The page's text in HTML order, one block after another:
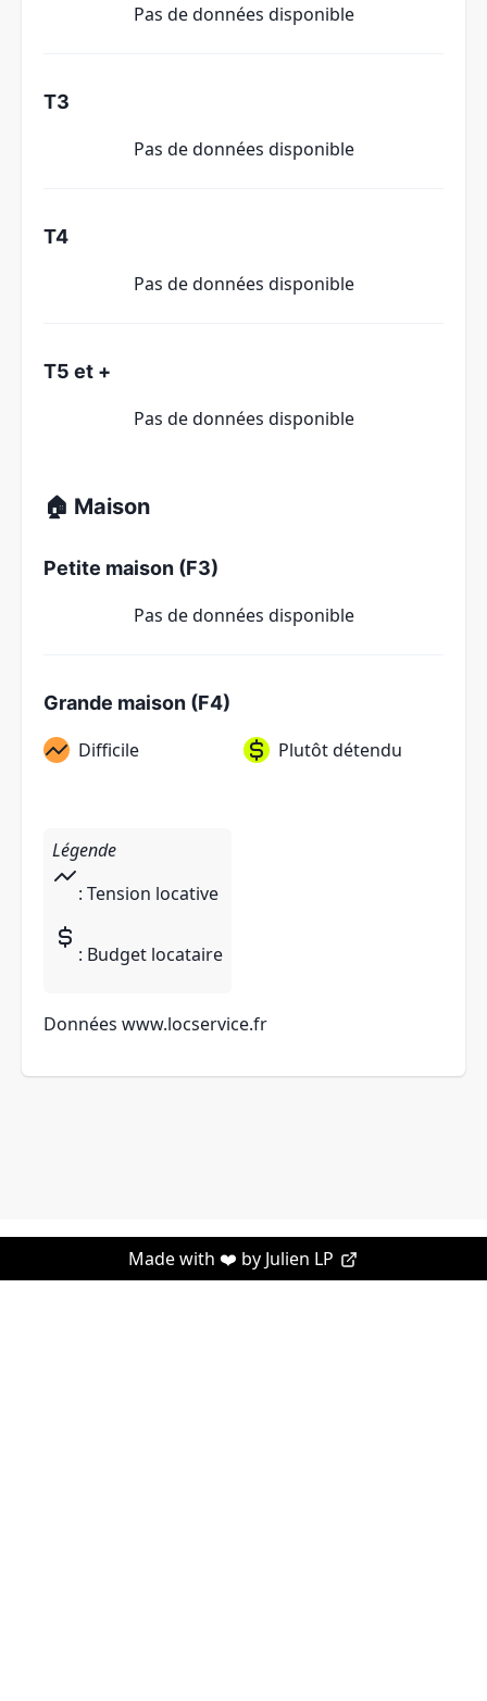
Pas de données disponible
T3
Pas de données disponible
T4
Pas de données disponible
T5 et +
Pas de données disponible
🏠 Maison
Petite maison (F3)
Pas de données disponible
Grande maison (F4)
Difficile Plutôt détendu
Légende
: Tension locative
: Budget locataire
Données www.locservice.fr
Made with ❤️ by Julien LP